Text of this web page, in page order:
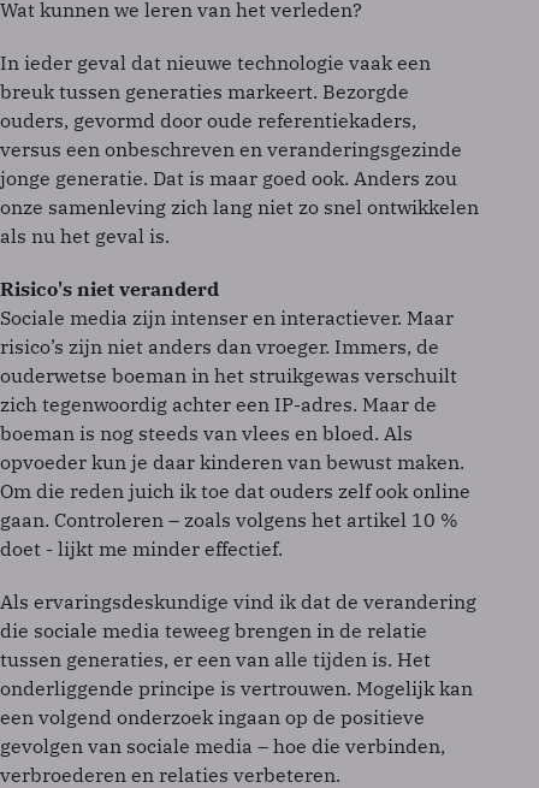
Wat kunnen we leren van het verleden?
In ieder geval dat nieuwe technologie vaak een
breuk tussen generaties markeert. Bezorgde
ouders, gevormd door oude referentiekaders,
versus een onbeschreven en veranderingsgezinde
jonge generatie. Dat is maar goed ook. Anders zou
onze samenleving zich lang niet zo snel ontwikkelen
als nu het geval is.
Risico's niet veranderd
Sociale media zijn intenser en interactiever. Maar
risico’s zijn niet anders dan vroeger. Immers, de
ouderwetse boeman in het struikgewas verschuilt
zich tegenwoordig achter een IP-adres. Maar de
boeman is nog steeds van vlees en bloed. Als
opvoeder kun je daar kinderen van bewust maken.
Om die reden juich ik toe dat ouders zelf ook online
gaan. Controleren – zoals volgens het artikel 10 %
doet - lijkt me minder effectief.
Als ervaringsdeskundige vind ik dat de verandering
die sociale media teweeg brengen in de relatie
tussen generaties, er een van alle tijden is. Het
onderliggende principe is vertrouwen. Mogelijk kan
een volgend onderzoek ingaan op de positieve
gevolgen van sociale media – hoe die verbinden,
verbroederen en relaties verbeteren.